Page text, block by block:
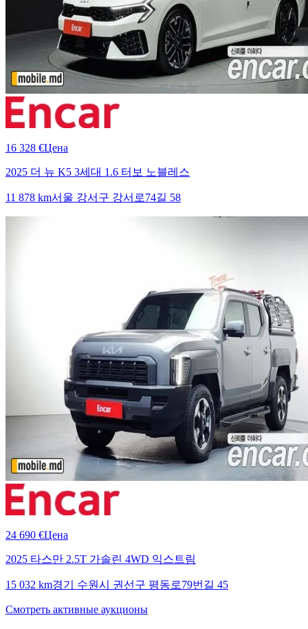
16 328 €Цена
2025 더 뉴 K5 3세대 1.6 터보 노블레스
11 878 km서울 강서구 강서로74길 58
24 690 €Цена
2025 타스만 2.5T 가솔린 4WD 익스트림
15 032 km경기 수원시 권선구 평동로79번길 45
Смотреть активные аукционы